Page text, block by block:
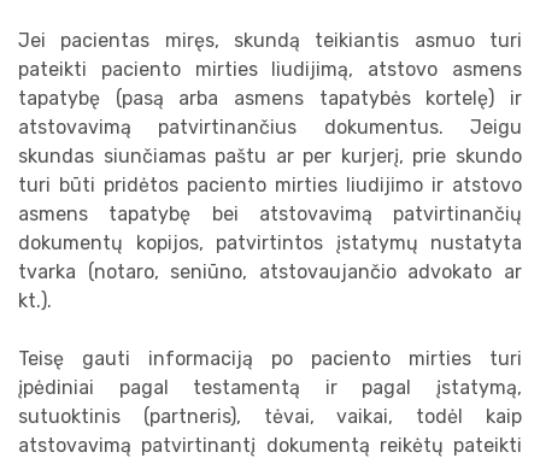
Jei pacientas miręs, skundą teikiantis asmuo turi
pateikti paciento mirties liudijimą, atstovo asmens
tapatybę (pasą arba asmens tapatybės kortelę) ir
atstovavimą patvirtinančius dokumentus. Jeigu
skundas siunčiamas paštu ar per kurjerį, prie skundo
turi būti pridėtos paciento mirties liudijimo ir atstovo
asmens tapatybę bei atstovavimą patvirtinančių
dokumentų kopijos, patvirtintos įstatymų nustatyta
tvarka (notaro, seniūno, atstovaujančio advokato ar
kt.).
Teisę gauti informaciją po paciento mirties turi
įpėdiniai pagal testamentą ir pagal įstatymą,
sutuoktinis (partneris), tėvai, vaikai, todėl kaip
atstovavimą patvirtinantį dokumentą reikėtų pateikti